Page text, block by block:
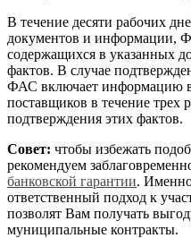
В течение десяти рабочих
документов и информации,
содержащихся в указанных
фактов. В случае
ФАС включает информацию в
поставщиков в течение трех
подтверждения этих фактов.
Совет: чтобы избежать
рекомендуем
банковской гарантии.
ответственный подход к
позволят Вам получать
муниципальные контракты.